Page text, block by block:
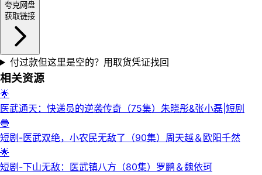
夸克网盘
获取链接
付过款但这里是空的？用取货凭证找回
相关资源
🌟
医武通天：快递员的逆袭传奇（75集）朱晓彤&张小磊|短剧
🔵
短剧-医武双绝，小农民无敌了（90集）周天越＆欧阳千然
🌟
短剧-下山无敌：医武镇八方（80集）罗鹏＆魏依珂